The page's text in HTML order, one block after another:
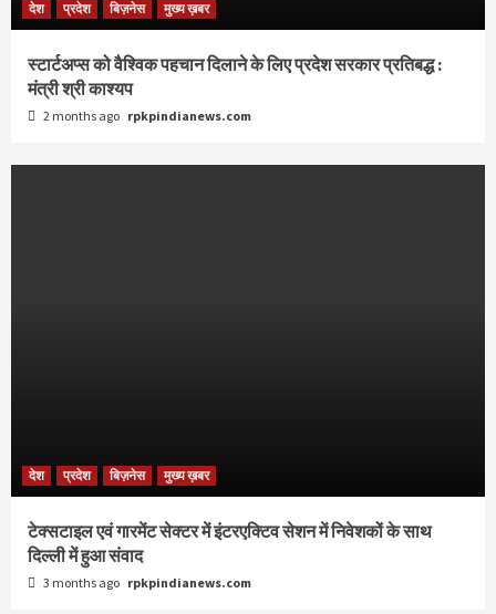
देश प्रदेश बिज़नेस मुख्य ख़बर
स्टार्टअप्स को वैश्विक पहचान दिलाने के लिए प्रदेश सरकार प्रतिबद्ध :
मंत्री श्री काश्यप
2 months ago rpkpindianews.com
देश प्रदेश बिज़नेस मुख्य ख़बर
टेक्सटाइल एवं गारमेंट सेक्टर में इंटरएक्टिव सेशन में निवेशकों के साथ
दिल्ली में हुआ संवाद
3 months ago rpkpindianews.com